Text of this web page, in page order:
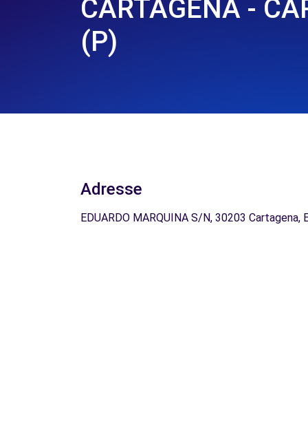
CARTAGENA -
(P)
Adresse
EDUARDO MARQUINA S/N, 30203 Cartagena,